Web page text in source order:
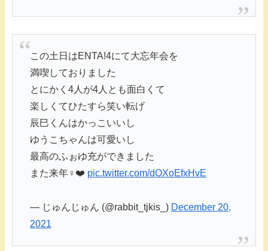
この土日はENTA!4にて大忘年会を
満喫しておりました
とにかく4人が4人とも面白くて
楽しくてひたすら笑い転げ
辰巳くんはかっこいいし
ゆうこちゃんは可愛いし
最高のふぉゆ充ができました
また来年‍♀️❤️ pic.twitter.com/dOXoEfxHvE
— じゅんじゅん (@rabbit_tjkis_) December 20,
2021